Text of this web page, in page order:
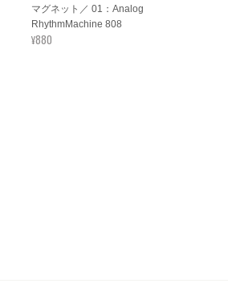
マグネット／ 01：Analog
RhythmMachine 808
¥880